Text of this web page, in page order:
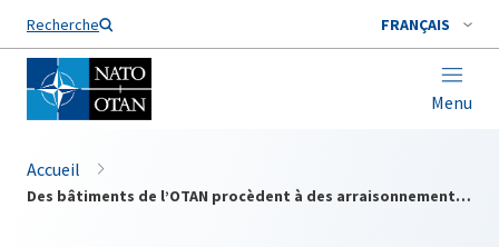
Recherche FRANÇAIS
Menu
Nom de famille*
Accueil
Des bâtiments de l’OTAN procèdent à des arraisonnements en Méditerranée